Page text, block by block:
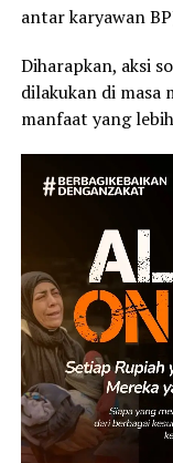
antar karyawan
Diharapkan, aksi
dilakukan di masa
manfaat yang